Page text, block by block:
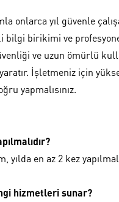
onlarca yıl güvenle
bilgi birikimi ve
ve uzun ömürlü
İşletmeniz için
yapmalısınız.
yılda en az 2 kez
hizmetleri sunar?